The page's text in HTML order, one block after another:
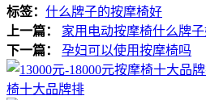
标签： 什么牌子的按摩椅好
上一篇：
家用电动按摩椅什么牌
下一篇：
孕妇可以使用按摩椅吗
椅十大品牌排